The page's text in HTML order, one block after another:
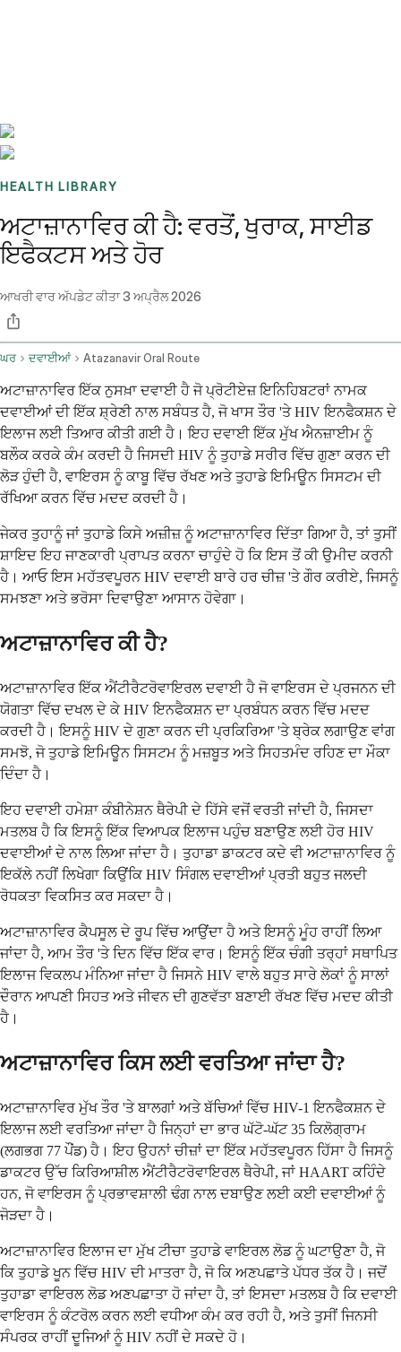
HEALTH LIBRARY
ਅਟਾਜ਼ਾਨਾਵਿਰ ਕੀ ਹੈ: ਵਰਤੋਂ, ਖੁਰਾਕ, ਸਾਈਡ
ਇਫੈਕਟਸ ਅਤੇ ਹੋਰ
ਆਖਰੀ ਵਾਰ ਅੱਪਡੇਟ ਕੀਤਾ3 ਅਪ੍ਰੈਲ 2026
ਘਰ ਦਵਾਈਆਂ Atazanavir Oral Route
ਅਟਾਜ਼ਾਨਾਵਿਰ ਇੱਕ ਨੁਸਖ਼ਾ ਦਵਾਈ ਹੈ ਜੋ ਪ੍ਰੋਟੀਏਜ਼ ਇਨਿਹਿਬਟਰਾਂ ਨਾਮਕ
ਦਵਾਈਆਂ ਦੀ ਇੱਕ ਸ਼੍ਰੇਣੀ ਨਾਲ ਸਬੰਧਤ ਹੈ, ਜੋ ਖਾਸ ਤੌਰ 'ਤੇ HIV ਇਨਫੈਕਸ਼ਨ ਦੇ
ਇਲਾਜ ਲਈ ਤਿਆਰ ਕੀਤੀ ਗਈ ਹੈ। ਇਹ ਦਵਾਈ ਇੱਕ ਮੁੱਖ ਐਨਜ਼ਾਈਮ ਨੂੰ
ਬਲੌਕ ਕਰਕੇ ਕੰਮ ਕਰਦੀ ਹੈ ਜਿਸਦੀ HIV ਨੂੰ ਤੁਹਾਡੇ ਸਰੀਰ ਵਿੱਚ ਗੁਣਾ ਕਰਨ ਦੀ
ਲੋੜ ਹੁੰਦੀ ਹੈ, ਵਾਇਰਸ ਨੂੰ ਕਾਬੂ ਵਿੱਚ ਰੱਖਣ ਅਤੇ ਤੁਹਾਡੇ ਇਮਿਊਨ ਸਿਸਟਮ ਦੀ
ਰੱਖਿਆ ਕਰਨ ਵਿੱਚ ਮਦਦ ਕਰਦੀ ਹੈ।
ਜੇਕਰ ਤੁਹਾਨੂੰ ਜਾਂ ਤੁਹਾਡੇ ਕਿਸੇ ਅਜ਼ੀਜ਼ ਨੂੰ ਅਟਾਜ਼ਾਨਾਵਿਰ ਦਿੱਤਾ ਗਿਆ ਹੈ, ਤਾਂ ਤੁਸੀਂ
ਸ਼ਾਇਦ ਇਹ ਜਾਣਕਾਰੀ ਪ੍ਰਾਪਤ ਕਰਨਾ ਚਾਹੁੰਦੇ ਹੋ ਕਿ ਇਸ ਤੋਂ ਕੀ ਉਮੀਦ ਕਰਨੀ
ਹੈ। ਆਓ ਇਸ ਮਹੱਤਵਪੂਰਨ HIV ਦਵਾਈ ਬਾਰੇ ਹਰ ਚੀਜ਼ 'ਤੇ ਗੌਰ ਕਰੀਏ, ਜਿਸਨੂੰ
ਸਮਝਣਾ ਅਤੇ ਭਰੋਸਾ ਦਿਵਾਉਣਾ ਆਸਾਨ ਹੋਵੇਗਾ।
ਅਟਾਜ਼ਾਨਾਵਿਰ ਕੀ ਹੈ?
ਅਟਾਜ਼ਾਨਾਵਿਰ ਇੱਕ ਐਂਟੀਰੈਟਰੋਵਾਇਰਲ ਦਵਾਈ ਹੈ ਜੋ ਵਾਇਰਸ ਦੇ ਪ੍ਰਜਨਨ ਦੀ
ਯੋਗਤਾ ਵਿੱਚ ਦਖਲ ਦੇ ਕੇ HIV ਇਨਫੈਕਸ਼ਨ ਦਾ ਪ੍ਰਬੰਧਨ ਕਰਨ ਵਿੱਚ ਮਦਦ
ਕਰਦੀ ਹੈ। ਇਸਨੂੰ HIV ਦੇ ਗੁਣਾ ਕਰਨ ਦੀ ਪ੍ਰਕਿਰਿਆ 'ਤੇ ਬ੍ਰੇਕ ਲਗਾਉਣ ਵਾਂਗ
ਸਮਝੋ, ਜੋ ਤੁਹਾਡੇ ਇਮਿਊਨ ਸਿਸਟਮ ਨੂੰ ਮਜ਼ਬੂਤ ​​ਅਤੇ ਸਿਹਤਮੰਦ ਰਹਿਣ ਦਾ ਮੌਕਾ
ਦਿੰਦਾ ਹੈ।
ਇਹ ਦਵਾਈ ਹਮੇਸ਼ਾ ਕੰਬੀਨੇਸ਼ਨ ਥੈਰੇਪੀ ਦੇ ਹਿੱਸੇ ਵਜੋਂ ਵਰਤੀ ਜਾਂਦੀ ਹੈ, ਜਿਸਦਾ
ਮਤਲਬ ਹੈ ਕਿ ਇਸਨੂੰ ਇੱਕ ਵਿਆਪਕ ਇਲਾਜ ਪਹੁੰਚ ਬਣਾਉਣ ਲਈ ਹੋਰ HIV
ਦਵਾਈਆਂ ਦੇ ਨਾਲ ਲਿਆ ਜਾਂਦਾ ਹੈ। ਤੁਹਾਡਾ ਡਾਕਟਰ ਕਦੇ ਵੀ ਅਟਾਜ਼ਾਨਾਵਿਰ ਨੂੰ
ਇਕੱਲੇ ਨਹੀਂ ਲਿਖੇਗਾ ਕਿਉਂਕਿ HIV ਸਿੰਗਲ ਦਵਾਈਆਂ ਪ੍ਰਤੀ ਬਹੁਤ ਜਲਦੀ
ਰੋਧਕਤਾ ਵਿਕਸਿਤ ਕਰ ਸਕਦਾ ਹੈ।
ਅਟਾਜ਼ਾਨਾਵਿਰ ਕੈਪਸੂਲ ਦੇ ਰੂਪ ਵਿੱਚ ਆਉਂਦਾ ਹੈ ਅਤੇ ਇਸਨੂੰ ਮੂੰਹ ਰਾਹੀਂ ਲਿਆ
ਜਾਂਦਾ ਹੈ, ਆਮ ਤੌਰ 'ਤੇ ਦਿਨ ਵਿੱਚ ਇੱਕ ਵਾਰ। ਇਸਨੂੰ ਇੱਕ ਚੰਗੀ ਤਰ੍ਹਾਂ ਸਥਾਪਿਤ
ਇਲਾਜ ਵਿਕਲਪ ਮੰਨਿਆ ਜਾਂਦਾ ਹੈ ਜਿਸਨੇ HIV ਵਾਲੇ ਬਹੁਤ ਸਾਰੇ ਲੋਕਾਂ ਨੂੰ ਸਾਲਾਂ
ਦੌਰਾਨ ਆਪਣੀ ਸਿਹਤ ਅਤੇ ਜੀਵਨ ਦੀ ਗੁਣਵੱਤਾ ਬਣਾਈ ਰੱਖਣ ਵਿੱਚ ਮਦਦ ਕੀਤੀ
ਹੈ।
ਅਟਾਜ਼ਾਨਾਵਿਰ ਕਿਸ ਲਈ ਵਰਤਿਆ ਜਾਂਦਾ ਹੈ?
ਅਟਾਜ਼ਾਨਾਵਿਰ ਮੁੱਖ ਤੌਰ 'ਤੇ ਬਾਲਗਾਂ ਅਤੇ ਬੱਚਿਆਂ ਵਿੱਚ HIV-1 ਇਨਫੈਕਸ਼ਨ ਦੇ
ਇਲਾਜ ਲਈ ਵਰਤਿਆ ਜਾਂਦਾ ਹੈ ਜਿਨ੍ਹਾਂ ਦਾ ਭਾਰ ਘੱਟੋ-ਘੱਟ 35 ਕਿਲੋਗ੍ਰਾਮ
(ਲਗਭਗ 77 ਪੌਂਡ) ਹੈ। ਇਹ ਉਹਨਾਂ ਚੀਜ਼ਾਂ ਦਾ ਇੱਕ ਮਹੱਤਵਪੂਰਨ ਹਿੱਸਾ ਹੈ ਜਿਸਨੂੰ
ਡਾਕਟਰ ਉੱਚ ਕਿਰਿਆਸ਼ੀਲ ਐਂਟੀਰੈਟਰੋਵਾਇਰਲ ਥੈਰੇਪੀ, ਜਾਂ HAART ਕਹਿੰਦੇ
ਹਨ, ਜੋ ਵਾਇਰਸ ਨੂੰ ਪ੍ਰਭਾਵਸ਼ਾਲੀ ਢੰਗ ਨਾਲ ਦਬਾਉਣ ਲਈ ਕਈ ਦਵਾਈਆਂ ਨੂੰ
ਜੋੜਦਾ ਹੈ।
ਅਟਾਜ਼ਾਨਾਵਿਰ ਇਲਾਜ ਦਾ ਮੁੱਖ ਟੀਚਾ ਤੁਹਾਡੇ ਵਾਇਰਲ ਲੋਡ ਨੂੰ ਘਟਾਉਣਾ ਹੈ, ਜੋ
ਕਿ ਤੁਹਾਡੇ ਖੂਨ ਵਿੱਚ HIV ਦੀ ਮਾਤਰਾ ਹੈ, ਜੋ ਕਿ ਅਣਪਛਾਤੇ ਪੱਧਰ ਤੱਕ ਹੈ। ਜਦੋਂ
ਤੁਹਾਡਾ ਵਾਇਰਲ ਲੋਡ ਅਣਪਛਾਤਾ ਹੋ ਜਾਂਦਾ ਹੈ, ਤਾਂ ਇਸਦਾ ਮਤਲਬ ਹੈ ਕਿ ਦਵਾਈ
ਵਾਇਰਸ ਨੂੰ ਕੰਟਰੋਲ ਕਰਨ ਲਈ ਵਧੀਆ ਕੰਮ ਕਰ ਰਹੀ ਹੈ, ਅਤੇ ਤੁਸੀਂ ਜਿਨਸੀ
ਸੰਪਰਕ ਰਾਹੀਂ ਦੂਜਿਆਂ ਨੂੰ HIV ਨਹੀਂ ਦੇ ਸਕਦੇ ਹੋ।